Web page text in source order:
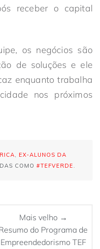
receber o capital
os negócios são
de soluções e ele
enquanto trabalha
nos próximos
, EX-ALUNOS DA
COMO #TEFVERDE .
Mais velho →
do Programa de
Empreendedorismo TEF